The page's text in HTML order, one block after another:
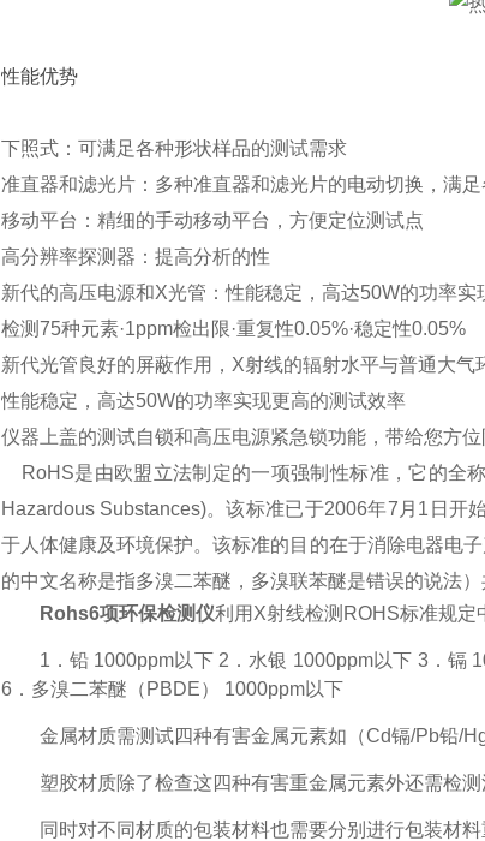
性能优势
下照式：可满足各种形状样品的测试需求
准直器和滤光片：多种准直器和滤光片的电动切换，满
移动平台：精细的手动移动平台，方便定位测试点
高分辨率探测器：提高分析的性
新代的高压电源和X光管：性能稳定，高达50W的功率实
检测75种元素·1ppm检出限·重复性0.05%·稳定性0.05%
新代光管良好的屏蔽作用，X射线的辐射水平与普通大气
性能稳定，高达50W的功率实现更高的测试效率
仪器上盖的测试自锁和高压电源紧急锁功能，带给您方位
RoHS是由欧盟 立法制定的一项强制性标准，它的全
Hazardous Substances)。该标准已于2006年7月1日开
于人体健康及环境保护。该标准的目的在于消除电器电子
的中文名称是指多溴二苯醚 ， 多溴联苯醚是错误的说法
Rohs6项环保检测仪利用X射线检测ROHS标准规定
1．铅 1000ppm以下 2．水银 1000ppm以下 3．镉
6．多溴二苯醚（PBDE） 1000ppm以下
金属材质需测试四种有害金属元素如（Cd镉/Pb铅/
塑胶材质除了检查这四种有害重金属元素外还需检测
同时对不同材质的包装材料也需要分别进行包装材